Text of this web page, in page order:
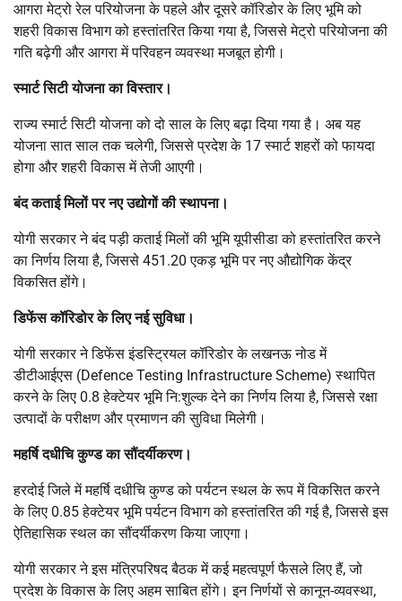
आगरा मेट्रो रेल परियोजना के पहले और दूसरे कॉरिडोर के लिए भूमि को
शहरी विकास विभाग को हस्तांतरित किया गया है, जिससे मेट्रो परियोजना की
गति बढ़ेगी और आगरा में परिवहन व्यवस्था मजबूत होगी।
स्मार्ट सिटी योजना का विस्तार।
राज्य स्मार्ट सिटी योजना को दो साल के लिए बढ़ा दिया गया है। अब यह
योजना सात साल तक चलेगी, जिससे प्रदेश के 17 स्मार्ट शहरों को फायदा
होगा और शहरी विकास में तेजी आएगी।
बंद कताई मिलों पर नए उद्योगों की स्थापना।
योगी सरकार ने बंद पड़ी कताई मिलों की भूमि यूपीसीडा को हस्तांतरित करने
का निर्णय लिया है, जिससे 451.20 एकड़ भूमि पर नए औद्योगिक केंद्र
विकसित होंगे।
डिफेंस कॉरिडोर के लिए नई सुविधा।
योगी सरकार ने डिफेंस इंडस्ट्रियल कॉरिडोर के लखनऊ नोड में
डीटीआईएस (Defence Testing Infrastructure Scheme) स्थापित
करने के लिए 0.8 हेक्टेयर भूमि नि:शुल्क देने का निर्णय लिया है, जिससे रक्षा
उत्पादों के परीक्षण और प्रमाणन की सुविधा मिलेगी।
महर्षि दधीचि कुण्ड का सौंदर्यीकरण।
हरदोई जिले में महर्षि दधीचि कुण्ड को पर्यटन स्थल के रूप में विकसित करने
के लिए 0.85 हेक्टेयर भूमि पर्यटन विभाग को हस्तांतरित की गई है, जिससे इस
ऐतिहासिक स्थल का सौंदर्यीकरण किया जाएगा।
योगी सरकार ने इस मंत्रिपरिषद बैठक में कई महत्वपूर्ण फैसले लिए हैं, जो
प्रदेश के विकास के लिए अहम साबित होंगे। इन निर्णयों से कानून-व्यवस्था,